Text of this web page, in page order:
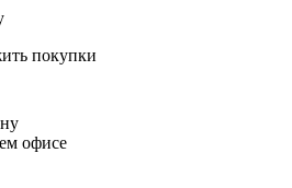
покупки
офисе